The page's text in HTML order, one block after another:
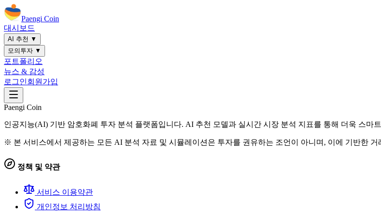
Paengi Coin
대시보드
AI 추천 ▼
모의투자 ▼
포트폴리오
뉴스 & 감성
로그인회원가입
Paengi Coin
인공지능(AI) 기반 암호화폐 투자 분석 플랫폼입니다. AI 추천 모델과 실시간 시장 분석 지표를 통해 더욱 스마
※ 본 서비스에서 제공하는 모든 AI 분석 자료 및 시뮬레이션은 투자를 권유하는 조언이 아니며, 이에 기반한
정책 및 약관
서비스 이용약관
개인정보 처리방침